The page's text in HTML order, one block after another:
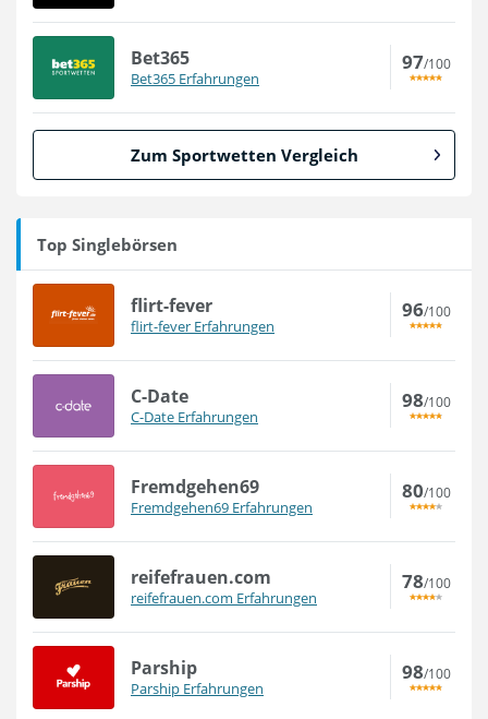
Bet365
Bet365 Erfahrungen
97/100
Zum Sportwetten Vergleich
Top Singlebörsen
flirt-fever
flirt-fever Erfahrungen
96/100
C-Date
C-Date Erfahrungen
98/100
Fremdgehen69
Fremdgehen69 Erfahrungen
80/100
reifefrauen.com
reifefrauen.com Erfahrungen
78/100
Parship
Parship Erfahrungen
98/100